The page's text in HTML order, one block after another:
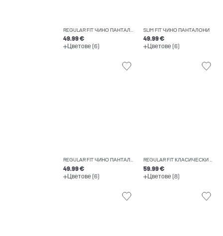
REGULAR FIT ЧИНО ПАНТАЛОНИ
49.99 €
Цветове (6)
SLIM FIT ЧИНО ПАНТАЛОНИ
49.99 €
Цветове (6)
REGULAR FIT ЧИНО ПАНТАЛОНИ
49.99 €
Цветове (6)
REGULAR FIT КЛАСИЧЕСКИ ПАНТАЛОНИ
59.99 €
Цветове (8)